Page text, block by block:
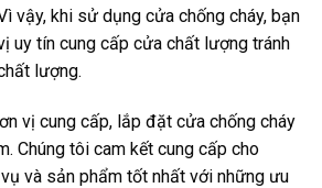
vậy, khi sử dụng cửa chống cháy, bạn
uy tín cung cấp cửa chất lượng tránh
lượng.
vị cung cấp, lắp đặt cửa chống cháy
Chúng tôi cam kết cung cấp cho
và sản phẩm tốt nhất với những ưu